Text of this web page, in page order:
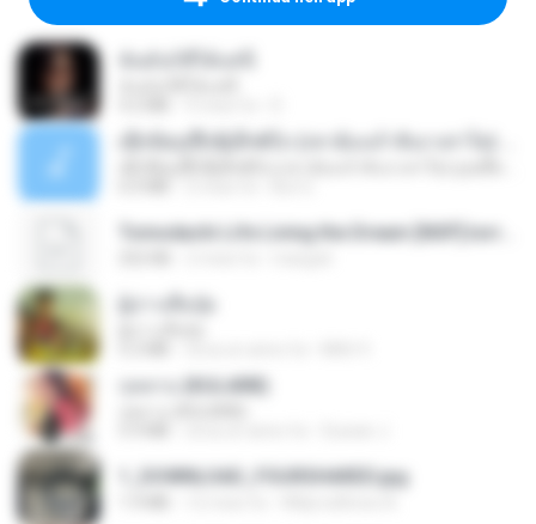
กุหลาบ (KULARB)
1_DOWNLOAD_FOURSHARED.jpg